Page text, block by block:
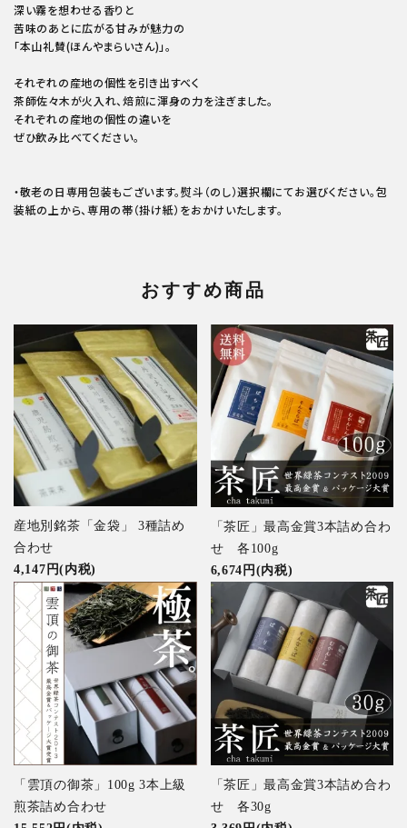
深い霧を想わせる香りと
苦味のあとに広がる甘みが魅力の
「本山礼賛(ほんやまらいさん)」。
それぞれの産地の個性を引き出すべく
茶師佐々木が火入れ、焙煎に渾身の力を注ぎました。
それぞれの産地の個性の違いを
ぜひ飲み比べてください。
・敬老の日専用包装もございます。熨斗（のし）選択欄にてお選びください。包
装紙の上から、専用の帯（掛け紙）をおかけいたします。
おすすめ商品
産地別銘茶「金袋」 3種詰め
合わせ
4,147円(内税)
「茶匠」最高金賞3本詰め合わ
せ 各100g
6,674円(内税)
「雲頂の御茶」100g 3本上級
煎茶詰め合わせ
「茶匠」最高金賞3本詰め合わ
せ 各30g